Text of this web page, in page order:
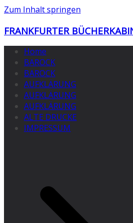
Zum Inhalt springen
FRANKFURTER
Home
BAROCK
BAROCK
AUFKLÄRUNG
AUFKLÄRUNG
AUFKLÄRUNG
ALTE DRUCKE
IMPRESSUM